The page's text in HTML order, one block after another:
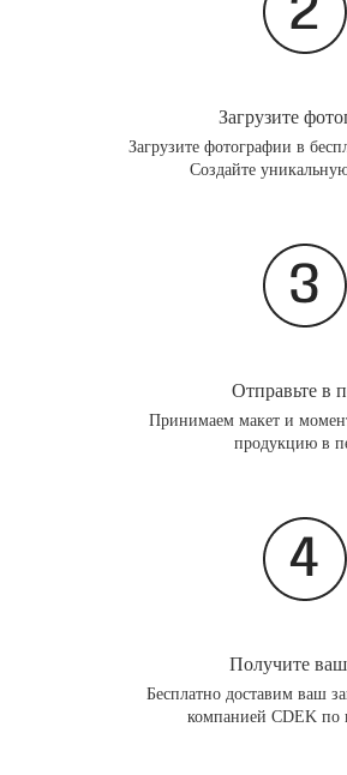
Загрузите
Загрузите фотографии в
Создайте
Отправьте в
Принимаем макет и
продукцию в
Получите ваш
Бесплатно доставим ваш
компанией CDEK по